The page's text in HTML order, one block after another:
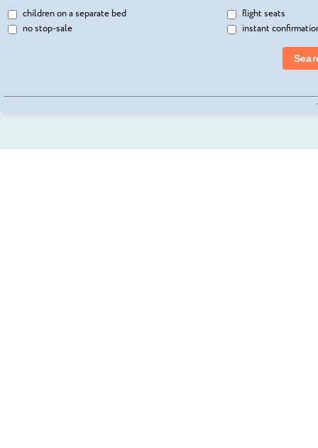
children on a separate bed
flight seats
no stop-sale
instant